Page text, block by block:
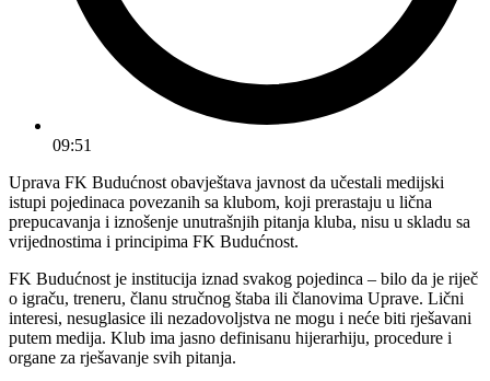
09:51
Uprava FK Budućnost obavještava javnost da učestali medijski
istupi pojedinaca povezanih sa klubom, koji prerastaju u lična
prepucavanja i iznošenje unutrašnjih pitanja kluba, nisu u skladu sa
vrijednostima i principima FK Budućnost.
FK Budućnost je institucija iznad svakog pojedinca – bilo da je riječ
o igraču, treneru, članu stručnog štaba ili članovima Uprave. Lični
interesi, nesuglasice ili nezadovoljstva ne mogu i neće biti rješavani
putem medija. Klub ima jasno definisanu hijerarhiju, procedure i
organe za rješavanje svih pitanja.